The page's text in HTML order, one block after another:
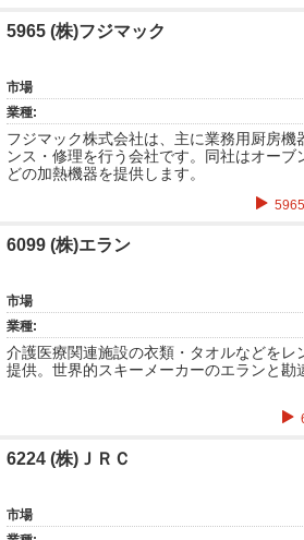
5965 (株)フジマック
市場
業種:
フジマック株式会社は、主に業務用厨房機
ンス・修理を行う会社です。同社はオーブ
どの加熱機器を提供します。
6099 (株)エラン
市場
業種:
介護医療関連施設の衣類・タオルなどをレ
提供。世界的スキーメーカーのエランと勘
6224 (株)ＪＲＣ
市場